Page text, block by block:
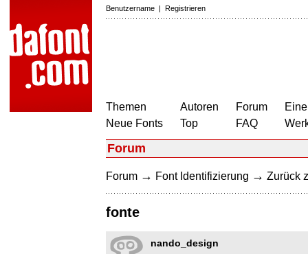
Benutzername | Registrieren
Themen
Neue Fonts
Autoren
Top
Forum
FAQ
Forum
Forum → Font Identifizierung → Zurück
fonte
nando_design